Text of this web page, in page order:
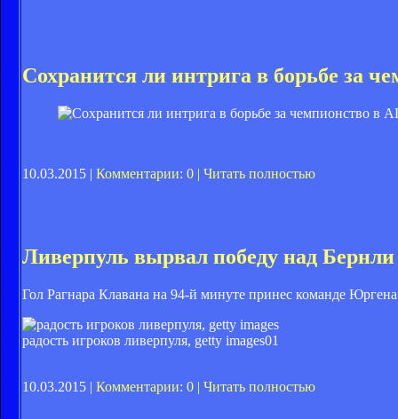
Сохранится ли интрига в борьбе за
10.03.2015 | Комментарии: 0 | Читать полностью
Ливерпуль вырвал победу над
Гол Рагнара Клавана на 94-й минуте принес команде
радость игроков ливерпуля, getty images01
10.03.2015 | Комментарии: 0 | Читать полностью